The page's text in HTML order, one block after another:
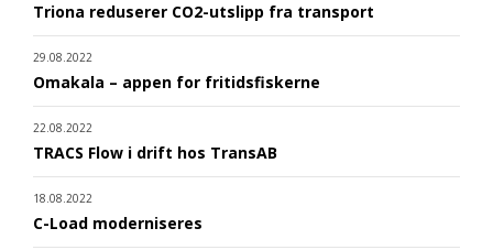
Triona reduserer CO2-utslipp fra transport
29.08.2022
Omakala – appen for fritidsfiskerne
22.08.2022
TRACS Flow i drift hos TransAB
18.08.2022
C-Load moderniseres